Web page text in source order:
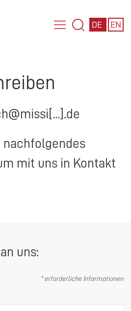
DE EN
mit uns in Kontakt
uns:
* erforderliche Informationen